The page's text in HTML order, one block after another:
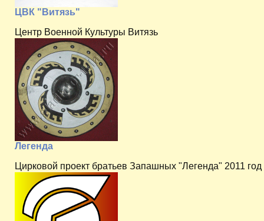
ЦВК "Витязь"
Центр Военной Культуры Витязь
Легенда
Цирковой проект братьев Запашных "Легенда" 2011 год